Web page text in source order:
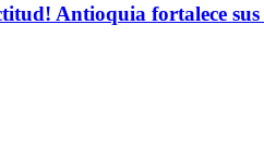
Antioquia fortalece